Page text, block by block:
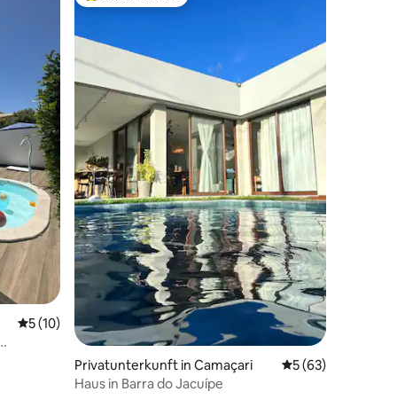
Bewertungen
Durchschnittliche Bewertung: 5 von 5, 10 Bewertungen
5 (10)
Privatunterkunft in Camaçari Durchschnittliche
5 (63)
Haus in Barra do Jacuípe